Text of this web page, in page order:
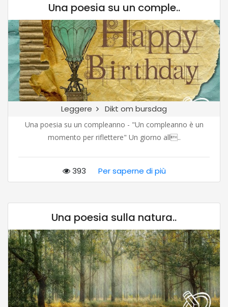
Una poesia su un comple..
Leggere Dikt om bursdag
Una poesia su un compleanno - "Un compleanno è un
momento per riflettere" Un giorno all..
393 Per saperne di più
Una poesia sulla natura..